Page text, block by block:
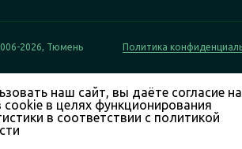
2026, Тюмень Политика
наш сайт, вы даёте согласие на
в целях функционирования
в соответствии с политикой